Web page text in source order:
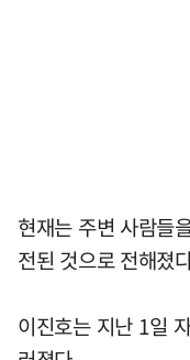
현재는 주변 사람들
전된 것으로 전해졌
이진호는 지난 1일